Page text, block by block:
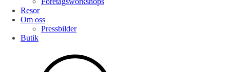
Resor
Om oss
Pressbilder
Butik